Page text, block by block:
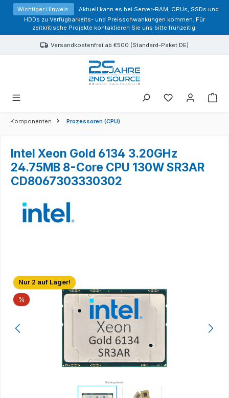
springen
Wichtiger Hinweis:
Aktuell kann es bei Server-RAM, CPUs, SSDs und
HDDs zu Verfügbarkeits- und Preisschwankungen kommen. Für
zeitkritische Projekte kontaktieren Sie uns bitte frühzeitig.
Versandkostenfrei ab €500 (Standard-Paket DE)
Sie haben 0
Komponenten Prozessoren (CPU)
Intel Xeon Gold 6134 3.20GHz
24.75MB 8-Core CPU 130W SR3AR
CD8067303330302
Bildergalerie überspringen
Nur 2 auf Lager!
% Rabatt